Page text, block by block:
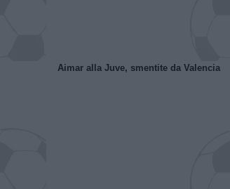
Aimar alla Juve, smentite da Valencia